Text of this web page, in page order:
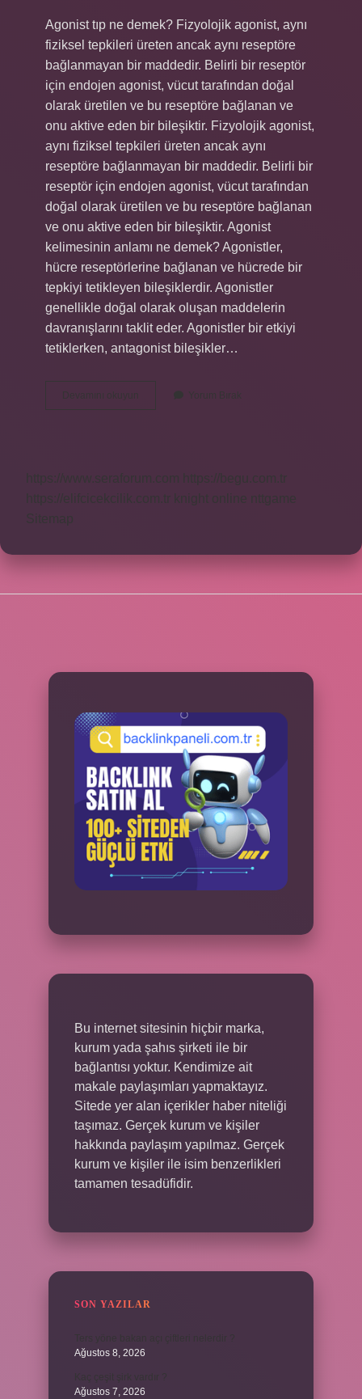
Agonist tıp ne demek? Fizyolojik agonist, aynı
fiziksel tepkileri üreten ancak aynı reseptöre
bağlanmayan bir maddedir. Belirli bir reseptör
için endojen agonist, vücut tarafından doğal
olarak üretilen ve bu reseptöre bağlanan ve
onu aktive eden bir bileşiktir. Fizyolojik agonist,
aynı fiziksel tepkileri üreten ancak aynı
reseptöre bağlanmayan bir maddedir. Belirli bir
reseptör için endojen agonist, vücut tarafından
doğal olarak üretilen ve bu reseptöre bağlanan
ve onu aktive eden bir bileşiktir. Agonist
kelimesinin anlamı ne demek? Agonistler,
hücre reseptörlerine bağlanan ve hücrede bir
tepkiyi tetikleyen bileşiklerdir. Agonistler
genellikle doğal olarak oluşan maddelerin
davranışlarını taklit eder. Agonistler bir etkiyi
tetiklerken, antagonist bileşikler…
Devamını okuyun
Tip
Yorum Bırak
https://www.seraforum.com
https://begu.com.tr
https://elifcicekcilik.com.tr
knight online
nttgame
Sitemap
Bu internet sitesinin hiçbir marka,
kurum yada şahıs şirketi ile bir
bağlantısı yoktur. Kendimize ait
makale paylaşımları yapmaktayız.
Sitede yer alan içerikler haber niteliği
taşımaz. Gerçek kurum ve kişiler
hakkında paylaşım yapılmaz. Gerçek
kurum ve kişiler ile isim benzerlikleri
tamamen tesadüfidir.
SON YAZILAR
Ağustos 8, 2026
Ağustos 7, 2026